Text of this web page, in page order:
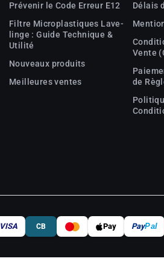
Prévenir le Code Erreur E12
Filtre Microplastiques Lave-
linge : Guide Technique &
Utilité
Nouveaux produits
Meilleures ventes
Délais
Vente
de
VISA CB Pay PayPal